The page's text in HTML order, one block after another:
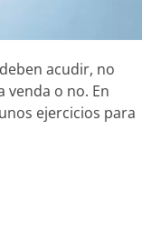
acudir, no
venda o no. En
ejercicios para